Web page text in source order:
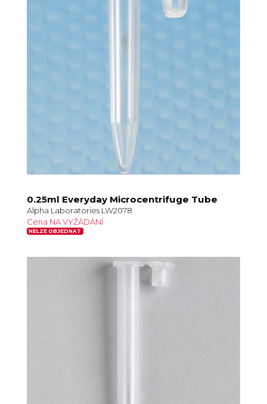
0.25ml Everyday Microcentrifuge Tube
Alpha Laboratories LW2078
Cena NA VYŽÁDÁNÍ
NELZE OBJEDNAT